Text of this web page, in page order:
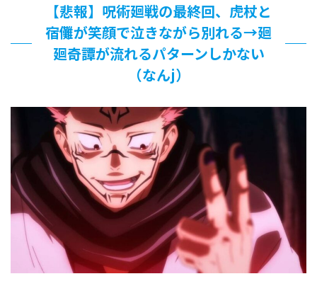
北原ももさんの挑発!!!
【画像】顔100点、体30点の女ｗｗｗ
…背が高い娘
佐藤絢音ちゃん(11)が万バズ！！
超能力が使えるようになったので限界まで極める事にした件
その２
北原ももさんの挑発!!!
【画像】『プリズマ☆イリヤ』の新グッズ、流石に一線を越
えてしまう
敵「ダンクーガは合体するまでが長過ぎてつまらない」←合
体する前から面白いんだよなぁ
まとめチェッカーは閉鎖しました。RSSの解除をお願いしま
す。
【信長の野望・新生】米問屋をどういう時にどこに建てるの
かわからない
NHKにようこそ！を見終えたんだがｗｗｗ
【悲報】呪術廻戦の最終回、虎杖と
宿儺が笑顔で泣きながら別れる→廻
廻奇譚が流れるパターンしかない
（なんj）